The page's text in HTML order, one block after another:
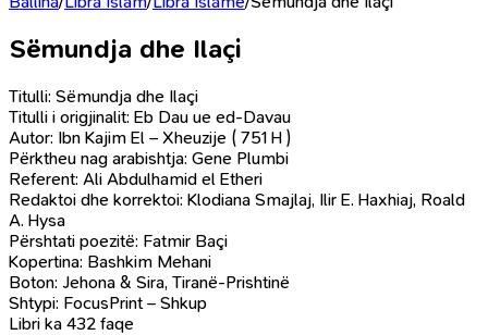
Sëmundja dhe Ilaçi
Titulli: Sëmundja dhe Ilaçi
Titulli i origjinalit: Eb Dau ue ed-Davau
Autor: Ibn Kajim El – Xheuzije ( 751 H )
Përktheu nag arabishtja: Gene Plumbi
Referent: Ali Abdulhamid el Etheri
Redaktoi dhe korrektoi: Klodiana Smajlaj, Ilir E. Haxhiaj, Roald
A. Hysa
Përshtati poezitë: Fatmir Baçi
Kopertina: Bashkim Mehani
Boton: Jehona & Sira, Tiranë-Prishtinë
Shtypi: FocusPrint – Shkup
Libri ka 432 faqe